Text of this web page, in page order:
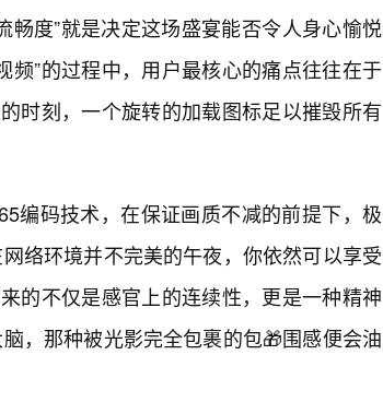
畅度”就是决定这场盛宴能否令人身心愉悦
”的过程中，用户最核心的痛点往往在于
时刻，一个旋转的加载图标足以摧毁所有
编码技术，在保证画质不减的前提下，极
络环境并不完美的午夜，你依然可以享受
的不仅是感官上的连续性，更是一种精神
，那种被光影完全包裹的包🎁围感便会油